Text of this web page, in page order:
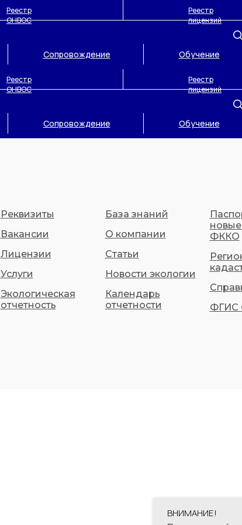
Реестр
ОНВОС
Реестр
лицензий
Сопровождение Обучение
ВНИМАНИЕ!
Реестр
ОНВОС
Реестр
лицензий
Сопровождение Обучение
Реквизиты
Вакансии
Лицензии
Услуги
Экологическая
отчетность
База знаний
О компании
Статьи
Новости экологии
Календарь
отчетности
ФККО
ФГИС